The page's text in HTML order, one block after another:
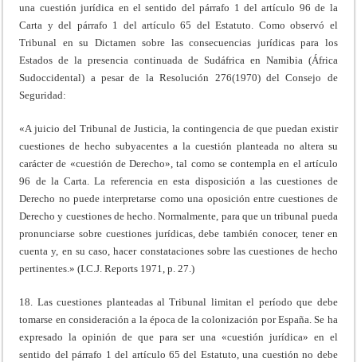
una cuestión jurídica en el sentido del párrafo 1 del artículo 96 de la
Carta y del párrafo 1 del artículo 65 del Estatuto. Como observó el
Tribunal en su Dictamen sobre las consecuencias jurídicas para los
Estados de la presencia continuada de Sudáfrica en Namibia (África
Sudoccidental) a pesar de la Resolución 276(1970) del Consejo de
Seguridad:
«A juicio del Tribunal de Justicia, la contingencia de que puedan existir
cuestiones de hecho subyacentes a la cuestión planteada no altera su
carácter de «cuestión de Derecho», tal como se contempla en el artículo
96 de la Carta. La referencia en esta disposición a las cuestiones de
Derecho no puede interpretarse como una oposición entre cuestiones de
Derecho y cuestiones de hecho. Normalmente, para que un tribunal pueda
pronunciarse sobre cuestiones jurídicas, debe también conocer, tener en
cuenta y, en su caso, hacer constataciones sobre las cuestiones de hecho
pertinentes.» (I.C.J. Reports 1971, p. 27.)
18. Las cuestiones planteadas al Tribunal limitan el período que debe
tomarse en consideración a la época de la colonización por España. Se ha
expresado la opinión de que para ser una «cuestión jurídica» en el
sentido del párrafo 1 del artículo 65 del Estatuto, una cuestión no debe